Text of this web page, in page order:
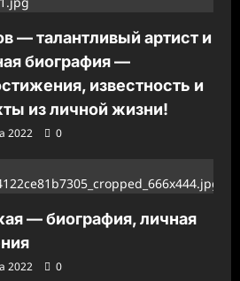
— талантливый артист и
биография —
известность и
из личной жизни!
2022 0
— биография, личная
2022
0